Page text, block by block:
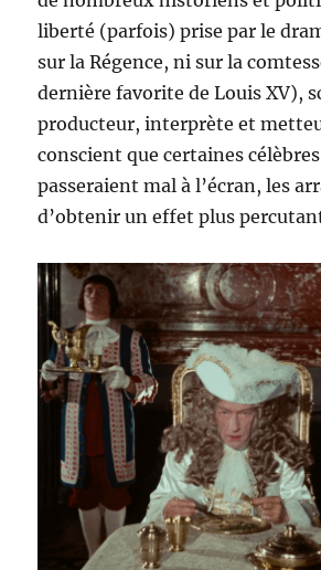
liberté (parfois) prise par le
sur la Régence, ni sur la
dernière favorite de Louis XV),
producteur, interprète et
conscient que certaines
passeraient mal à l’écran, les
d’obtenir un effet plus